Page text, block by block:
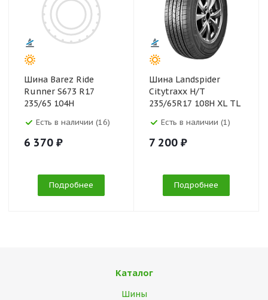
Шина Barez Ride
Runner S673 R17
235/65 104H
Есть в наличии (16)
6 370 ₽
Подробнее
Шина Landspider
Citytraxx H/T
235/65R17 108H XL TL
Есть в наличии (1)
7 200 ₽
Подробнее
Каталог
Шины